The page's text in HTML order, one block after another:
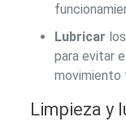
Lubricar
para evitar
movimiento
Limpieza y